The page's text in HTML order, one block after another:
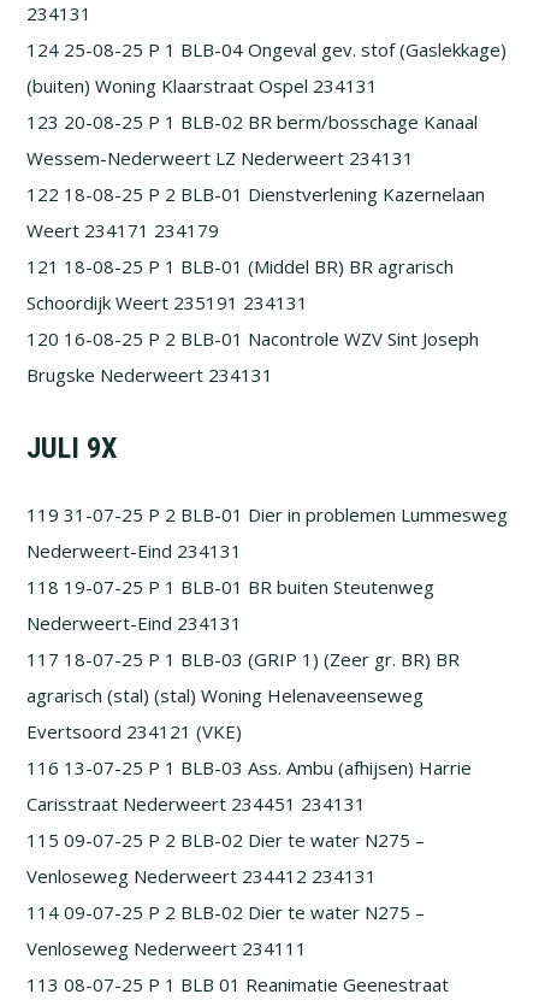
234131
124 25-08-25 P 1 BLB-04 Ongeval gev. stof (Gaslekkage)
(buiten) Woning Klaarstraat Ospel 234131
123 20-08-25 P 1 BLB-02 BR berm/bosschage Kanaal
Wessem-Nederweert LZ Nederweert 234131
122 18-08-25 P 2 BLB-01 Dienstverlening Kazernelaan
Weert 234171 234179
121 18-08-25 P 1 BLB-01 (Middel BR) BR agrarisch
Schoordijk Weert 235191 234131
120 16-08-25 P 2 BLB-01 Nacontrole WZV Sint Joseph
Brugske Nederweert 234131
JULI 9X
119 31-07-25 P 2 BLB-01 Dier in problemen Lummesweg
Nederweert-Eind 234131
118 19-07-25 P 1 BLB-01 BR buiten Steutenweg
Nederweert-Eind 234131
117 18-07-25 P 1 BLB-03 (GRIP 1) (Zeer gr. BR) BR
agrarisch (stal) (stal) Woning Helenaveenseweg
Evertsoord 234121 (VKE)
116 13-07-25 P 1 BLB-03 Ass. Ambu (afhijsen) Harrie
Carisstraat Nederweert 234451 234131
115 09-07-25 P 2 BLB-02 Dier te water N275 –
Venloseweg Nederweert 234412 234131
114 09-07-25 P 2 BLB-02 Dier te water N275 –
Venloseweg Nederweert 234111
113 08-07-25 P 1 BLB 01 Reanimatie Geenestraat